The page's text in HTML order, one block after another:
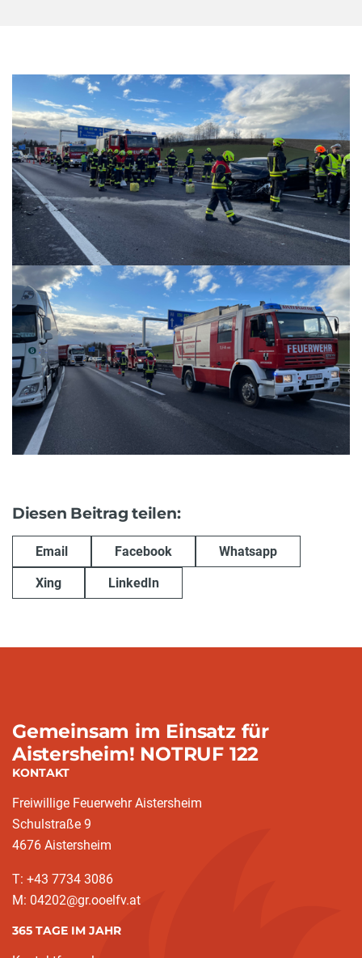
Diesen Beitrag teilen:
Email Facebook Whatsapp
Xing LinkedIn
Gemeinsam im Einsatz für
Aistersheim! NOTRUF 122
KONTAKT
Freiwillige Feuerwehr Aistersheim
Schulstraße 9
4676 Aistersheim
T: +43 7734 3086
M: 04202@gr.ooelfv.at
365 TAGE IM JAHR